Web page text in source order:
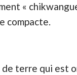
«
compacte.
terre qui est